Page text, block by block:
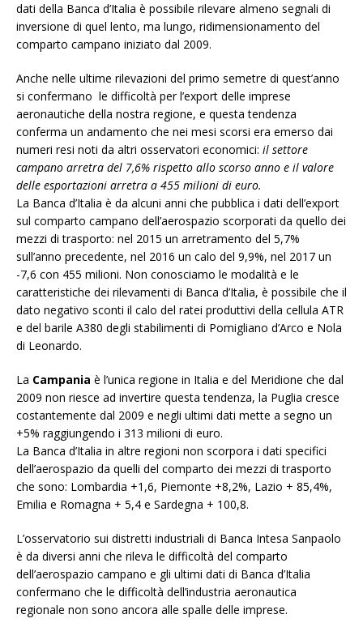
dati della Banca d’Italia è possibile rilevare almeno segnali di
inversione di quel lento, ma lungo, ridimensionamento del
comparto campano iniziato dal 2009.
Anche nelle ultime rilevazioni del primo semetre di quest’anno
si confermano le difficoltà per l’export delle imprese
aeronautiche della nostra regione, e questa tendenza
conferma un andamento che nei mesi scorsi era emerso dai
numeri resi noti da altri osservatori economici: il settore
campano arretra del 7,6% rispetto allo scorso anno e il valore
delle esportazioni arretra a 455 milioni di euro.
La Banca d’Italia è da alcuni anni che pubblica i dati dell’export
sul comparto campano dell’aerospazio scorporati da quello dei
mezzi di trasporto: nel 2015 un arretramento del 5,7%
sull’anno precedente, nel 2016 un calo del 9,9%, nel 2017 un
-7,6 con 455 milioni. Non conosciamo le modalità e le
caratteristiche dei rilevamenti di Banca d’Italia, è possibile che il
dato negativo sconti il calo del ratei produttivi della cellula ATR
e del barile A380 degli stabilimenti di Pomigliano d’Arco e Nola
di Leonardo.
La Campania è l’unica regione in Italia e del Meridione che dal
2009 non riesce ad invertire questa tendenza, la Puglia cresce
costantemente dal 2009 e negli ultimi dati mette a segno un
+5% raggiungendo i 313 milioni di euro.
La Banca d’Italia in altre regioni non scorpora i dati specifici
dell’aerospazio da quelli del comparto dei mezzi di trasporto
che sono: Lombardia +1,6, Piemonte +8,2%, Lazio + 85,4%,
Emilia e Romagna + 5,4 e Sardegna + 100,8.
L’osservatorio sui distretti industriali di Banca Intesa Sanpaolo
è da diversi anni che rileva le difficoltà del comparto
dell’aerospazio campano e gli ultimi dati di Banca d’Italia
confermano che le difficoltà dell’industria aeronautica
regionale non sono ancora alle spalle delle imprese.